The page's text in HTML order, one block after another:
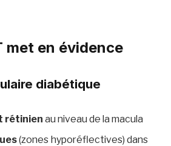
met en évidence
diabétique
rétinien au niveau de la macula
(zones hyporéflectives) dans